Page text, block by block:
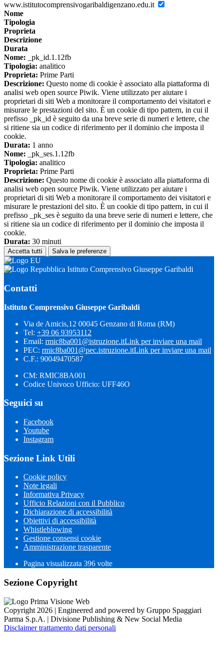
www.istitutocomprensivogaribaldigenzano.edu.it
Nome
Tipologia
Proprieta
Descrizione
Durata
Nome: _pk_id.1.12fb
Tipologia: analitico
Proprieta: Prime Parti
Descrizione: Questo nome di cookie è associato alla piattaforma di
analisi web open source Piwik. Viene utilizzato per aiutare i
proprietari di siti Web a monitorare il comportamento dei visitatori e
misurare le prestazioni del sito. È un cookie di tipo pattern, in cui il
prefisso _pk_id è seguito da una breve serie di numeri e lettere, che
si ritiene sia un codice di riferimento per il dominio che imposta il
cookie.
Durata: 1 anno
Nome: _pk_ses.1.12fb
Tipologia: analitico
Proprieta: Prime Parti
Descrizione: Questo nome di cookie è associato alla piattaforma di
analisi web open source Piwik. Viene utilizzato per aiutare i
proprietari di siti Web a monitorare il comportamento dei visitatori e
misurare le prestazioni del sito. È un cookie di tipo pattern, in cui il
prefisso _pk_ses è seguito da una breve serie di numeri e lettere, che
si ritiene sia un codice di riferimento per il dominio che imposta il
cookie.
Durata: 30 minuti
Accetta tutti Salva le preferenze
Istituto Comprensivo Giuseppe Garibaldi
Contatti
Istituto Comprensivo Giuseppe Garibaldi
Via de Amicis,12 00045 Genzano di Roma (RM)
Tel: +39 06 93953112
Email: rmic8ba001@istruzione.itLink per inviare una mail
PEC: rmic8ba001@pec.istruzione.itLink per inviare una mail
C.F.: 90049470587
CM: RMIC8BA001
Codice Univoco Ufficio: UFF46O
Seguici su
Facebook
Youtube
Instagram
Sezione Link Utili
Cookie policy
Note legali
Informativa Privacy
Ufficio Relazioni con il Pubblico
Dichiarazione di accessibilità
Obiettivi di accessibilità
Whistleblowing
Gestione consensi cookie
Amministrazione trasparente
Pagina visualizzata 396 volte
Sezione Copyright
Copyright 2026 | Engineered and powered by Gruppo Spaggiari
Parma S.p.A. | Divisione Publishing & New Social Media
Disclaimer trattamento dati personali